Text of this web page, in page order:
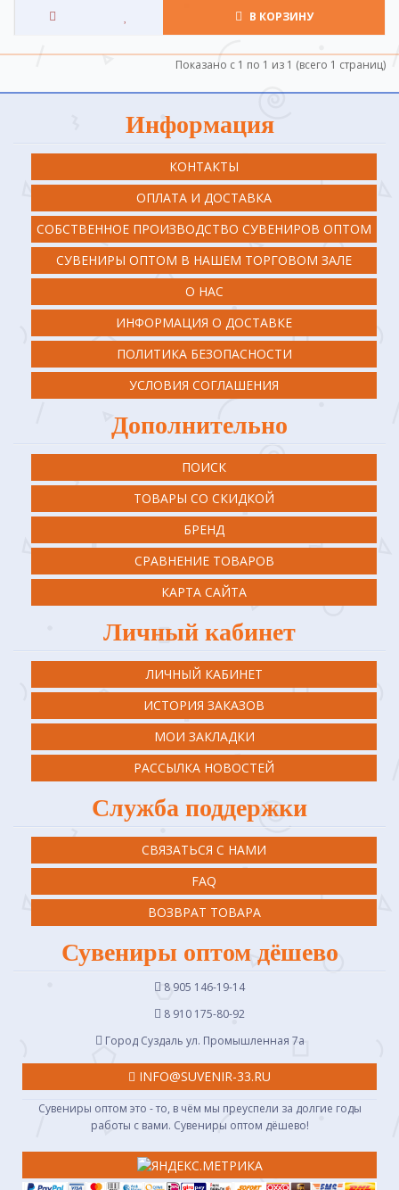
В КОРЗИНУ
Показано с 1 по 1 из 1 (всего 1 страниц)
Информация
КОНТАКТЫ
ОПЛАТА И ДОСТАВКА
СОБСТВЕННОЕ ПРОИЗВОДСТВО СУВЕНИРОВ ОПТОМ
СУВЕНИРЫ ОПТОМ В НАШЕМ ТОРГОВОМ ЗАЛЕ
О НАС
ИНФОРМАЦИЯ О ДОСТАВКЕ
ПОЛИТИКА БЕЗОПАСНОСТИ
УСЛОВИЯ СОГЛАШЕНИЯ
Дополнительно
ПОИСК
ТОВАРЫ СО СКИДКОЙ
БРЕНД
СРАВНЕНИЕ ТОВАРОВ
КАРТА САЙТА
Личный кабинет
ЛИЧНЫЙ КАБИНЕТ
ИСТОРИЯ ЗАКАЗОВ
МОИ ЗАКЛАДКИ
РАССЫЛКА НОВОСТЕЙ
Служба поддержки
СВЯЗАТЬСЯ С НАМИ
FAQ
ВОЗВРАТ ТОВАРА
Сувениры оптом дёшево
8 905 146-19-14
8 910 175-80-92
Город Суздаль ул. Промышленная 7a
INFO@SUVENIR-33.RU
Сувениры оптом это - то, в чём мы преуспели за долгие годы
работы с вами. Сувениры оптом дёшево!